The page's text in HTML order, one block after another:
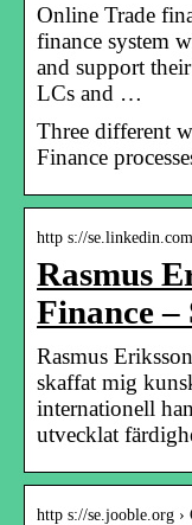
Online Trade
finance system
and support
LCs and …
Three different
Finance
http s://
Rasmus
Finance
Rasmus
skaffat mig
internationell
utvecklat
http s://se.jooble.org ›